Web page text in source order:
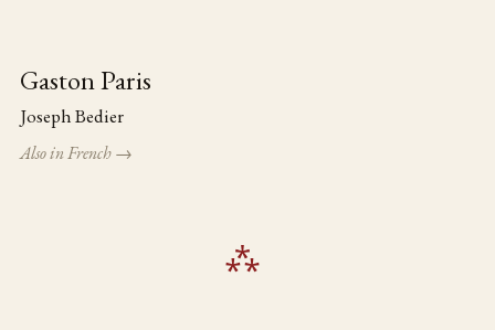
Table of pieces
Gaston Paris
Joseph Bedier
Also in French →